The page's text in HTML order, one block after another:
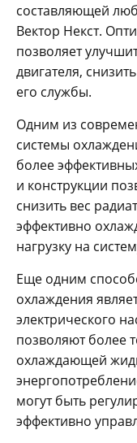
составляющей
Вектор Некст.
позволяет
двигателя,
его службы.
Одним из
системы
более
и конструкции
снизить вес
эффективно
нагрузку на
Еще одним
охлаждения
электрического
позволяют более
охлаждающей
могут быть
эффективно